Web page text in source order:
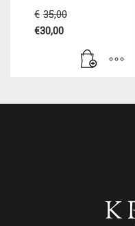
€ 35,00
€35,00.
€30,00
τρέχουσα